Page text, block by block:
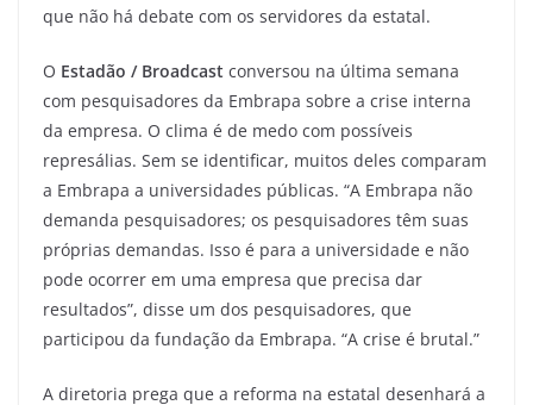
que não há debate com os servidores da estatal.
O Estadão / Broadcast conversou na última semana
com pesquisadores da Embrapa sobre a crise interna
da empresa. O clima é de medo com possíveis
represálias. Sem se identificar, muitos deles comparam
a Embrapa a universidades públicas. “A Embrapa não
demanda pesquisadores; os pesquisadores têm suas
próprias demandas. Isso é para a universidade e não
pode ocorrer em uma empresa que precisa dar
resultados”, disse um dos pesquisadores, que
participou da fundação da Embrapa. “A crise é brutal.”
A diretoria prega que a reforma na estatal desenhará a